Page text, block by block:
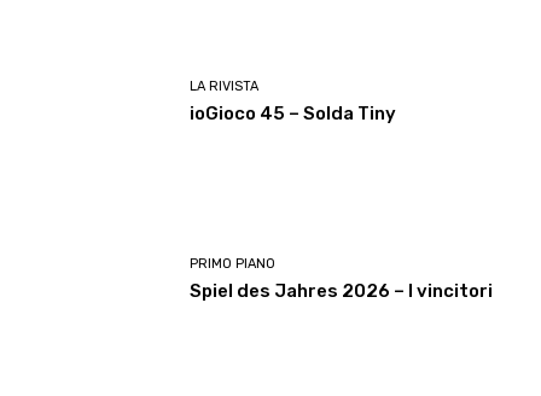
LA RIVISTA
ioGioco 45 – Solda Tiny
PRIMO PIANO
Spiel des Jahres 2026 – I vincitori